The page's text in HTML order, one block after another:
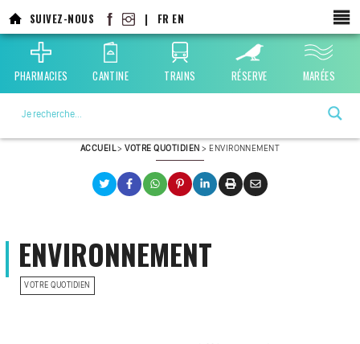
au
contenu
principal
SUIVEZ-NOUS | FR EN
PHARMACIES CANTINE TRAINS RÉSERVE MARÉES
ACCUEIL>VOTRE QUOTIDIEN > ENVIRONNEMENT
ENVIRONNEMENT
VOTRE QUOTIDIEN